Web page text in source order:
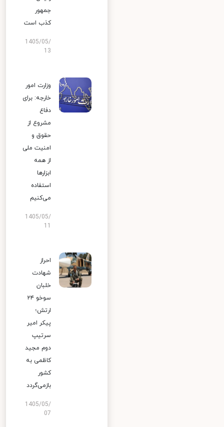
جمهور
کذب است
1405/05/
13
وزارت امور
خارجه: برای
دفاع
مشروع از
حقوق و
امنیت ملی
از همه
ابزارها
استفاده
می‌کنیم
1405/05/
احراز
شهادت
خلبان
سوخو ۲۴
ارتش؛
پیکر امیر
سرتیپ
دوم مجید
کاظمی به
کشور
بازمی‌گردد
1405/05/
07